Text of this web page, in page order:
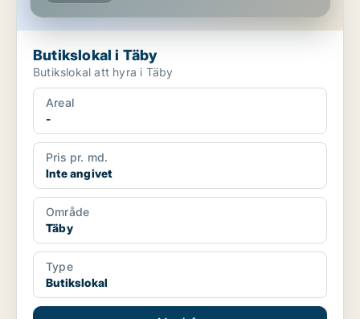
Butikslokal i Täby
Butikslokal att hyra i Täby
Areal
-
Pris pr. md.
Inte angivet
Område
Täby
Type
Butikslokal